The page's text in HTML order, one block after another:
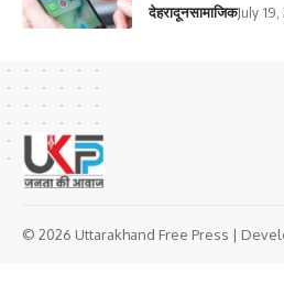
देहरादूनसामाजिकJuly
© 2026 Uttarakhand Free Press |